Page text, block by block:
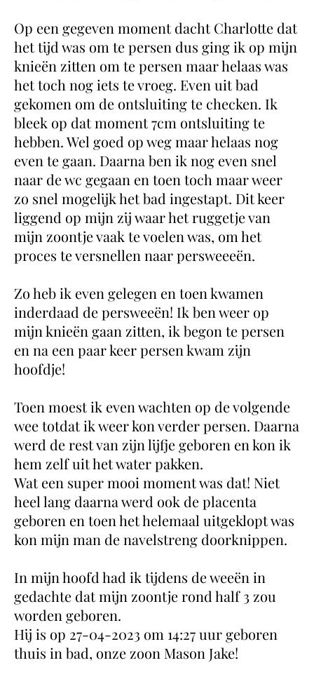
Op een gegeven moment dacht Charlotte dat
het tijd was om te persen dus ging ik op mijn
knieën zitten om te persen maar helaas was
het toch nog iets te vroeg. Even uit bad
gekomen om de ontsluiting te checken. Ik
bleek op dat moment 7cm ontsluiting te
hebben. Wel goed op weg maar helaas nog
even te gaan. Daarna ben ik nog even snel
naar de wc gegaan en toen toch maar weer
zo snel mogelijk het bad ingestapt. Dit keer
liggend op mijn zij waar het ruggetje van
mijn zoontje vaak te voelen was, om het
proces te versnellen naar persweeeën.
Zo heb ik even gelegen en toen kwamen
inderdaad de persweeën! Ik ben weer op
mijn knieën gaan zitten, ik begon te persen
en na een paar keer persen kwam zijn
hoofdje!
Toen moest ik even wachten op de volgende
wee totdat ik weer kon verder persen. Daarna
werd de rest van zijn lijfje geboren en kon ik
hem zelf uit het water pakken.
Wat een super mooi moment was dat! Niet
heel lang daarna werd ook de placenta
geboren en toen het helemaal uitgeklopt was
kon mijn man de navelstreng doorknippen.
In mijn hoofd had ik tijdens de weeën in
gedachte dat mijn zoontje rond half 3 zou
worden geboren.
Hij is op 27-04-2023 om 14:27 uur geboren
thuis in bad, onze zoon Mason Jake!